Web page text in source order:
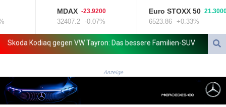
AMD 423.342651
AOA 1060.176801
ARS 1724.882575
AUD 1.635501
AZN 1.97002
MDAX -23.9200
32407.2 -0.07%
Euro STOXX 50 21.3000
6523.86 +0.33%
Kodiaq gegen VW Tayron: Das bessere Familien-SUV Leagues
Anzeige